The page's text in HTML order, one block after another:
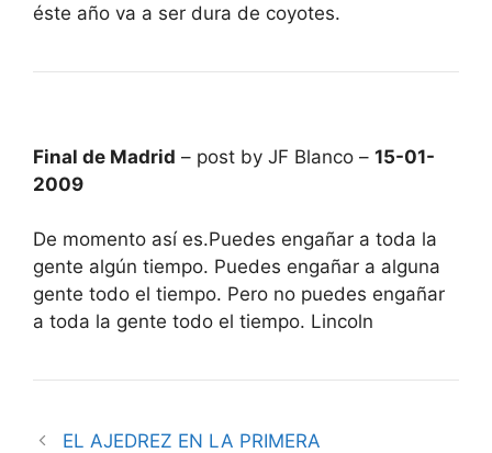
éste año va a ser dura de coyotes.
Final de Madrid – post by JF Blanco – 15-01-
2009
De momento así es.Puedes engañar a toda la
gente algún tiempo. Puedes engañar a alguna
gente todo el tiempo. Pero no puedes engañar
a toda la gente todo el tiempo. Lincoln
EL AJEDREZ EN LA PRIMERA